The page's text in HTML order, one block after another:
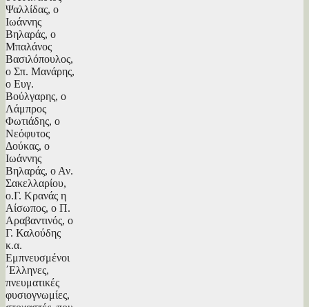
Ψαλλίδας, ο
Ιωάννης
Βηλαράς, ο
Μπαλάνος
Βασιλόπουλος,
ο Σπ. Μανάρης,
ο Ευγ.
Βούλγαρης, ο
Λάμπρος
Φωτιάδης, ο
Νεόφυτος
Δούκας, ο
Ιωάννης
Βηλαράς, ο Αν.
Σακελλαρίου,
ο.Γ. Κρανάς η
Αίσωπος, ο Π.
Αραβαντινός, ο
Γ. Καλούδης
κ.α.
Εμπνευσμένοι
΄Ελληνες,
πνευματικές
φυσιογνωμίες,